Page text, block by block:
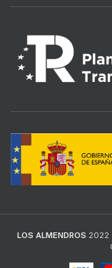
LOS ALMENDROS 2022